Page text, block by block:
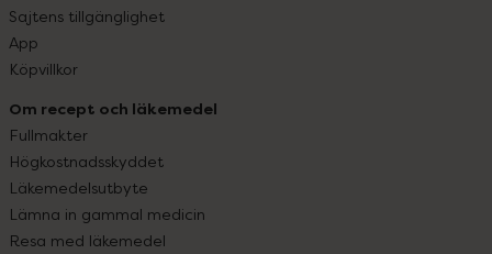
Sajtens tillgänglighet
App
Köpvillkor
Om recept och läkemedel
Fullmakter
Högkostnadsskyddet
Läkemedelsutbyte
Lämna in gammal medicin
Resa med läkemedel